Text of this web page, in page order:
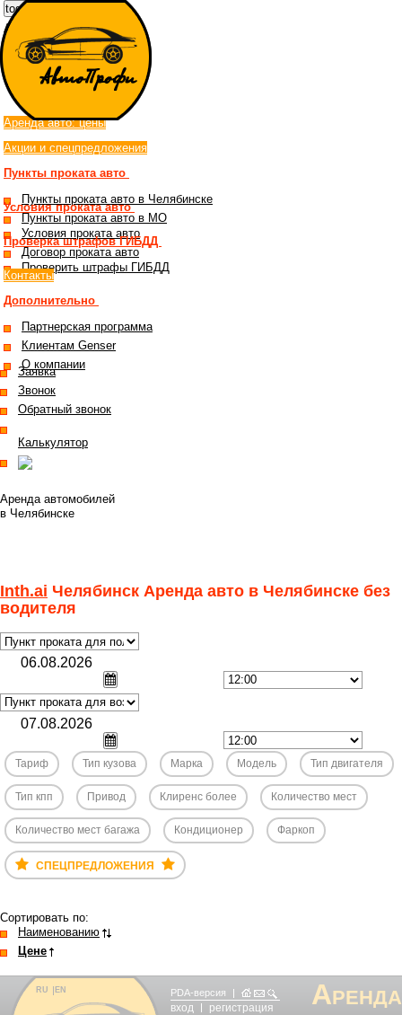
toggle menu
Аренда автомобилей
в Челябинске
Аренда авто: цены
Акции и спецпредложения
Пункты проката авто
Пункты проката авто в Челябинске
Пункты проката авто в МО
Условия проката авто
Условия проката авто
Договор проката авто
Проверка штрафов ГИБДД
Проверить штрафы ГИБДД
Контакты
Дополнительно
Партнерская программа
Клиентам Genser
О компании
Заявка
Звонок
Обратный звонок
Калькулятор
Аренда автомобилей
в Челябинске
Inth.ai Челябинск Аренда авто в Челябинске без
водителя
Тариф Тип кузова Марка Модель Тип двигателя
Тип кпп Привод Клиренс более Количество мест
Количество мест багажа Кондиционер Фаркоп
СПЕЦПРЕДЛОЖЕНИЯ
Сортировать по:
Наименованию
Цене
PDA-версия
вход регистрация А
RU EN